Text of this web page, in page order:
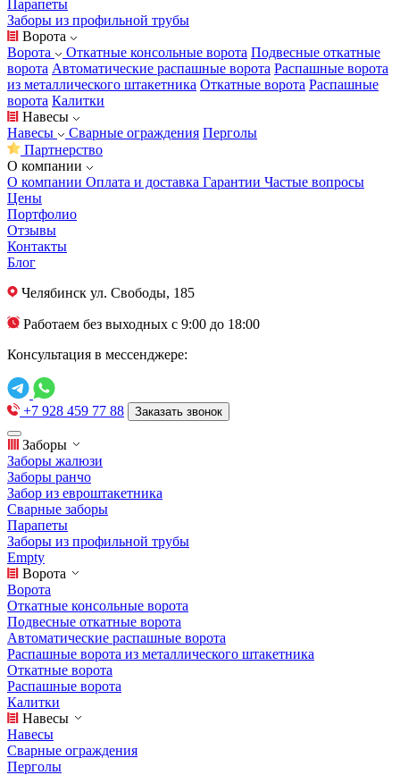
Парапеты
Заборы из профильной трубы
Ворота
Ворота
Откатные консольные ворота Подвесные откатные
ворота Автоматические распашные ворота Распашные ворота
из металлического штакетника Откатные ворота Распашные
ворота Калитки
Навесы
Навесы
Сварные ограждения Перголы
Партнерство
О компании
О компании Оплата и доставка Гарантии Частые вопросы
Цены
Портфолио
Отзывы
Контакты
Блог
Челябинск ул. Свободы, 185
Работаем без выходных с 9:00 до 18:00
Консультация в мессенджере:
+7 928 459 77 88 Заказать звонок
Заборы
Заборы жалюзи
Заборы ранчо
Забор из евроштакетника
Сварные заборы
Парапеты
Заборы из профильной трубы
Empty
Ворота
Ворота
Откатные консольные ворота
Подвесные откатные ворота
Автоматические распашные ворота
Распашные ворота из металлического штакетника
Откатные ворота
Распашные ворота
Калитки
Навесы
Навесы
Сварные ограждения
Перголы